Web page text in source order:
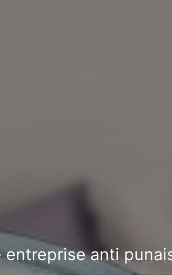
entreprise anti